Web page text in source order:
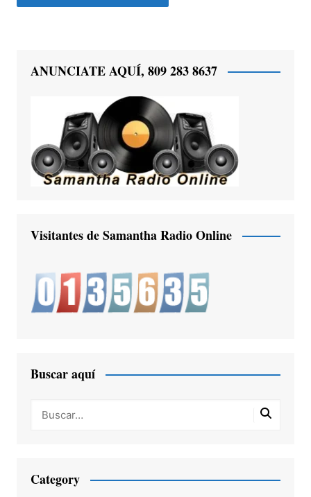
ANUNCIATE AQUÍ, 809 283 8637
Visitantes de Samantha Radio Online
Buscar aquí
Category